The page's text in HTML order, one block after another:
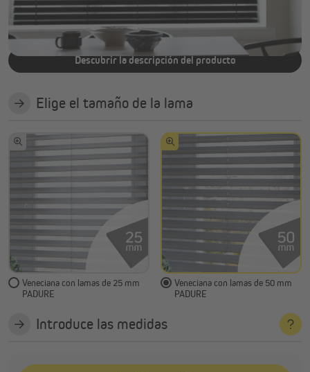
Opcionalmente con guía lateral y dispositivo antipéndulo
Descubrir la descripción del producto
Elige el tamaño de la lama
Veneciana con lamas de 25 mm
PADURE
Veneciana con lamas de 50 mm
PADURE
Introduce las medidas